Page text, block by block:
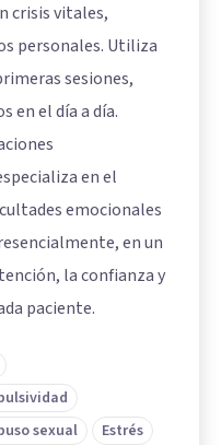
crisis vitales,
personales. Utiliza
sesiones,
en el día a día.
en el
emocionales
en un
la confianza y
paciente.
sexual
Estrés